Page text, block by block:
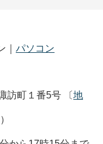
パソコン
訪町１番5号 〔地